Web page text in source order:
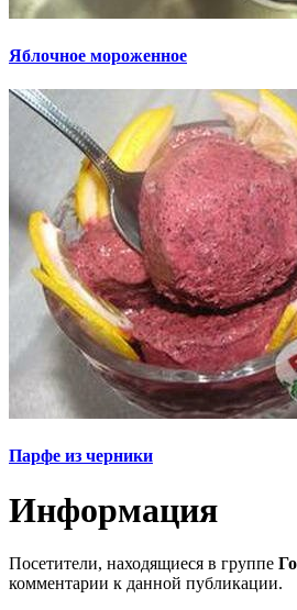
Яблочное мороженное
Парфе из черники
Информация
Посетители, находящиеся в группе
комментарии к данной публикации.